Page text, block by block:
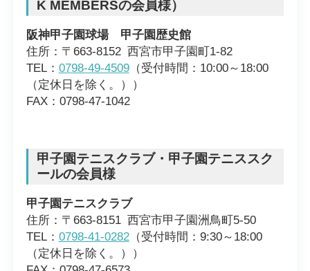
K MEMBERSの会員様）
阪神甲子園球場 甲子園歴史館
住所：〒663-8152 西宮市甲子園町1-82
TEL： 0798-49-4509（受付時間：10:00～18:00
（定休日を除く。））
FAX：0798-47-1042
甲子園テニスクラブ・甲子園テニススク
ールの会員様
甲子園テニスクラブ
住所：〒663-8151 西宮市甲子園洲鳥町5-50
TEL： 0798-41-0282（受付時間：9:30～18:00
（定休日を除く。））